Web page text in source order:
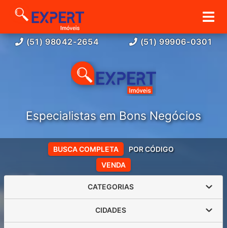
(51) 98042-2654 (51) 99906-0301
Especialistas em Bons Negócios
VENDA
BUSCA COMPLETA POR CÓDIGO
CATEGORIAS
CIDADES